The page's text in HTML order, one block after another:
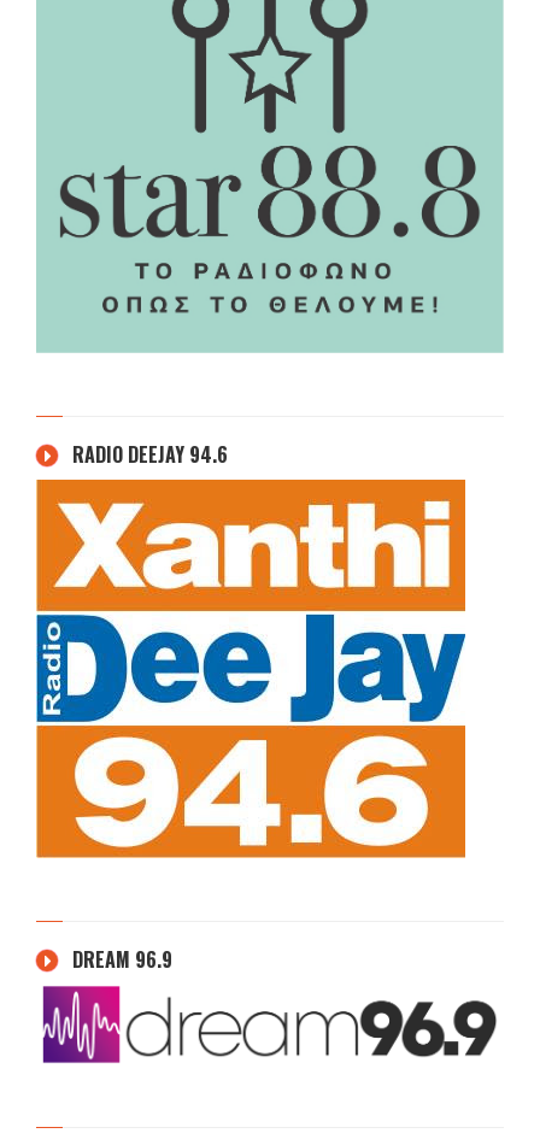
RADIO DEEJAY 94.6
DREAM 96.9